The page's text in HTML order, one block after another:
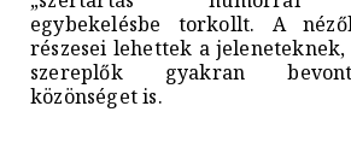
egybekelésbe torkollt. A
részesei lehettek a jeleneteknek,
szereplők gyakran
közönséget is.